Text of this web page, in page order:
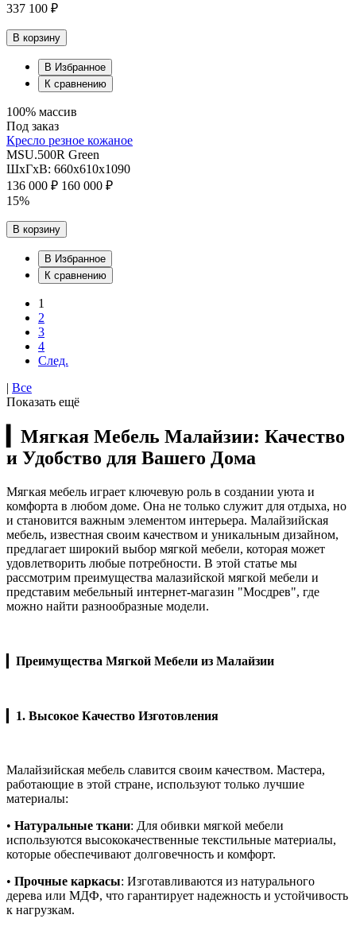
337 100 ₽
В корзину
В Избранное
К сравнению
100% массив
Под заказ
Кресло резное кожаное
MSU.500R Green
ШхГхВ: 660х610х1090
136 000 ₽ 160 000 ₽
15%
В корзину
В Избранное
К сравнению
1
2
3
4
След.
| Все
Показать ещё
Мягкая Мебель Малайзии: Качество
и Удобство для Вашего Дома
Мягкая мебель играет ключевую роль в создании уюта и
комфорта в любом доме. Она не только служит для отдыха, но
и становится важным элементом интерьера. Малайзийская
мебель, известная своим качеством и уникальным дизайном,
предлагает широкий выбор мягкой мебели, которая может
удовлетворить любые потребности. В этой статье мы
рассмотрим преимущества малазийской мягкой мебели и
представим мебельный интернет-магазин "Мосдрев", где
можно найти разнообразные модели.
Преимущества Мягкой Мебели из Малайзии
1. Высокое Качество Изготовления
Малайзийская мебель славится своим качеством. Мастера,
работающие в этой стране, используют только лучшие
материалы:
• Натуральные ткани: Для обивки мягкой мебели
используются высококачественные текстильные материалы,
которые обеспечивают долговечность и комфорт.
• Прочные каркасы: Изготавливаются из натурального
дерева или МДФ, что гарантирует надежность и устойчивость
к нагрузкам.